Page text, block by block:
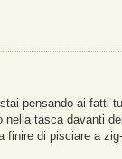
pensando ai fatti
nella tasca davanti
finire di pisciare a